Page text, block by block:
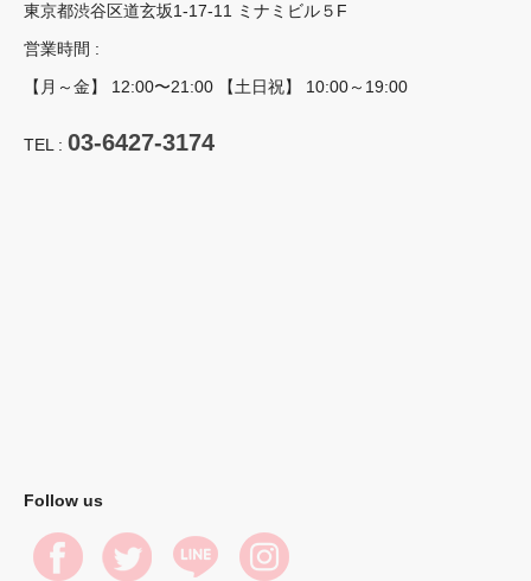
東京都渋谷区道玄坂1-17-11 ミナミビル５F
営業時間 :
【月～金】 12:00〜21:00 【土日祝】 10:00～19:00
TEL : 03-6427-3174
Follow us